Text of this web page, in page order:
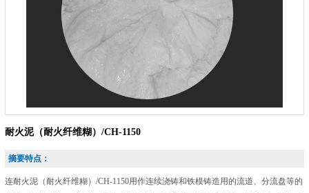
耐火泥（耐火纤维糊）/CH-1150
摘要特点：
连耐火泥（耐火纤维糊）/CH-1150用作连续浇铸和铁模铸造用的流道、分流盘等的